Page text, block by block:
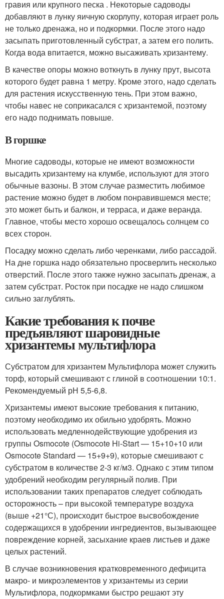
гравия или крупного песка . Некоторые садоводы
добавляют в лунку яичную скорлупу, которая играет роль
не только дренажа, но и подкормки. После этого надо
засыпать приготовленный субстрат, а затем его полить.
Когда вода впитается, можно высаживать хризантему.
В качестве опоры можно воткнуть в лунку прут, высота
которого будет равна 1 метру. Кроме этого, надо сделать
для растения искусственную тень. При этом важно,
чтобы навес не соприкасался с хризантемой, поэтому
его надо поднимать повыше.
В горшке
Многие садоводы, которые не имеют возможности
высадить хризантему на клумбе, используют для этого
обычные вазоны. В этом случае разместить любимое
растение можно будет в любом понравившемся месте;
это может быть и балкон, и терраса, и даже веранда.
Главное, чтобы место хорошо освещалось солнцем со
всех сторон.
Посадку можно сделать либо черенками, либо рассадой.
На дне горшка надо обязательно просверлить несколько
отверстий. После этого также нужно засыпать дренаж, а
затем субстрат. Росток при посадке не надо слишком
сильно заглублять.
Какие требования к почве
предъявляют шаровидные
хризантемы мультифлора
Субстратом для хризантем Мультифлора может служить
торф, который смешивают с глиной в соотношении 10:1.
Рекомендуемый рН 5,5-6,8.
Хризантемы имеют высокие требования к питанию,
поэтому необходимо их обильно удобрять. Можно
использовать медленнодействующие удобрения из
группы Osmocote (Osmocote Hi-Start — 15+10+10 или
Osmocote Standard — 15+9+9), которые смешивают с
субстратом в количестве 2-3 кг/м3. Однако с этим типом
удобрений необходим регулярный полив. При
использовании таких препаратов следует соблюдать
осторожность – при высокой температуре воздуха
(выше +21°С), происходит быстрое высвобождение
содержащихся в удобрении ингредиентов, вызывающее
повреждение корней, засыхание краев листьев и даже
целых растений.
В случае возникновения кратковременного дефицита
макро- и микроэлементов у хризантемы из серии
Мультифлора, подкормками быстро решают эту